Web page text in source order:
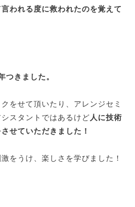
言われる度に救われたのを覚えて
つきました。
をせて頂いたり、アレンジセミ
スタントではあるけど 人に技術
せていただきました！
をうけ、楽しさを学びました！